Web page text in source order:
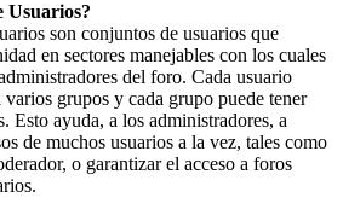
Usuarios?
son conjuntos de usuarios que
en sectores manejables con los cuales
del foro. Cada usuario
varios grupos y cada grupo puede tener
Esto ayuda, a los administradores, a
de muchos usuarios a la vez, tales como
o garantizar el acceso a foros